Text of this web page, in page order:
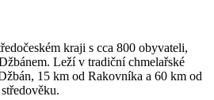
kraji s cca 800 obyvateli,
Leží v tradiční chmelařské
15 km od Rakovníka a 60 km od